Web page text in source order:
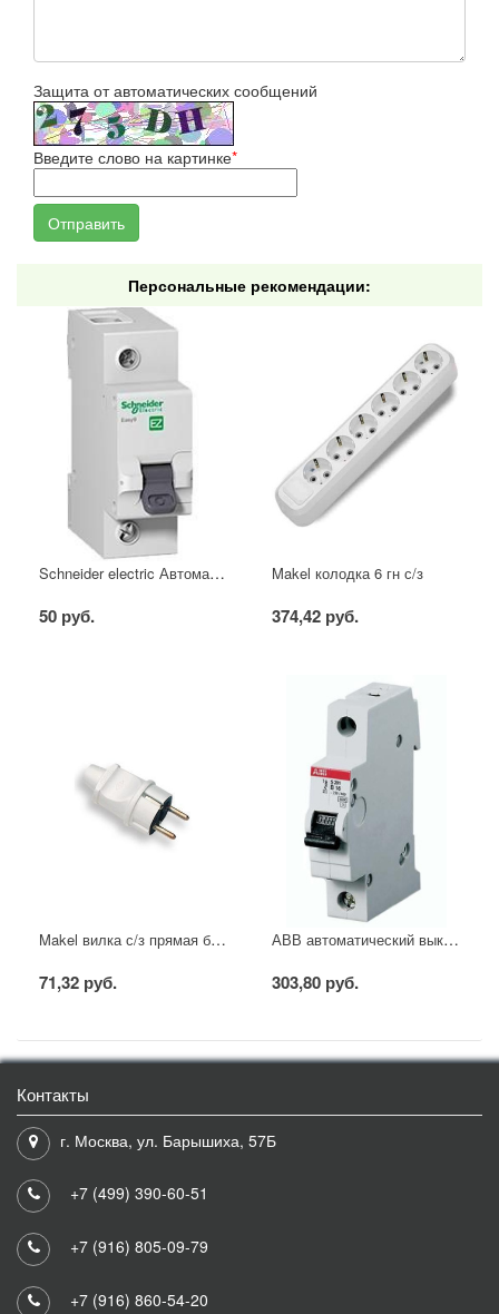
Защита от автоматических сообщений
Введите слово на картинке*
Персональные рекомендации:
Schneider electric Автоматический выключатель 1/40А
50 руб.
Makel колодка 6 гн с/з
374,42 руб.
Makel вилка с/з прямая белая
71,32 руб.
АВВ автоматический выключатель SH201 - C16
303,80 руб.
Контакты
г. Москва, ул. Барышиха, 57Б
+7 (499) 390-60-51
+7 (916) 805-09-79
+7 (916) 860-54-20